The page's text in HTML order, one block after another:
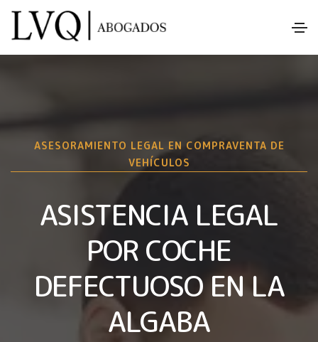
ASESORAMIENTO LEGAL EN COMPRAVENTA DE
VEHÍCULOS
ASISTENCIA LEGAL
POR COCHE
DEFECTUOSO EN LA
ALGABA